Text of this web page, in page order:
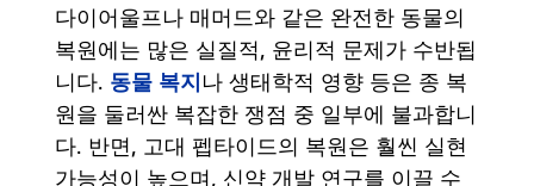
다이어울프나 매머드와 같은 완전한 동물의
복원에는 많은 실질적, 윤리적 문제가 수반됩
니다. 동물 복지나 생태학적 영향 등은 종 복
원을 둘러싼 복잡한 쟁점 중 일부에 불과합니
다. 반면, 고대 펩타이드의 복원은 훨씬 실현
가능성이 높으며, 신약 개발 연구를 이끌 수